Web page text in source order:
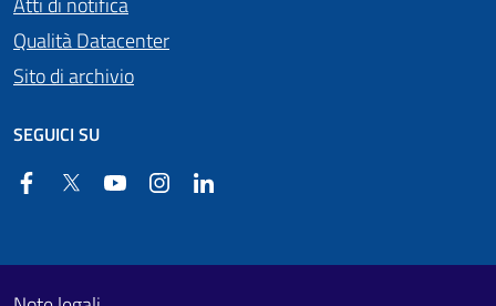
Qualità Datacenter
Sito di archivio
SEGUICI SU
FacebookTwitter YouTube Instagram
Footer First
Useful links section